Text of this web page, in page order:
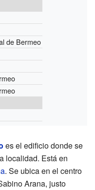
de Bermeo
es el edificio donde se
localidad. Está en
. Se ubica en el centro
Arana, justo